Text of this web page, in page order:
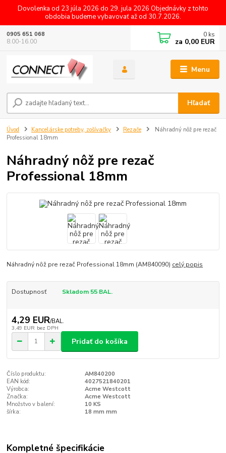
Dovolenka od 23 júla 2026 do 29. jula 2026 Objednávky z tohto
obdobia budeme vybavovať až od 30.7.2026.
Menu
Hľadať
0905 651 068
8.00-16.00
0 ks
za 0,00 EUR
Úvod Kancelárske potreby, zošívačky Rezače
Náhradný nôž pre rezač
Professional 18mm
Náhradný nôž pre rezač
Professional 18mm
Náhradný nôž pre rezač Professional 18mm (AM840090) celý popis
Dostupnosť Skladom 55 BAL.
4,29 EUR/BAL.
3,49 EUR bez DPH
Pridať do košíka
Číslo produktu:
AM840200
EAN kód:
4027521840201
Výrobca:
Acme Westcott
Značka:
Acme Westcott
Množstvo v balení:
10 KS
šírka:
18 mm mm
Kompletné špecifikácie